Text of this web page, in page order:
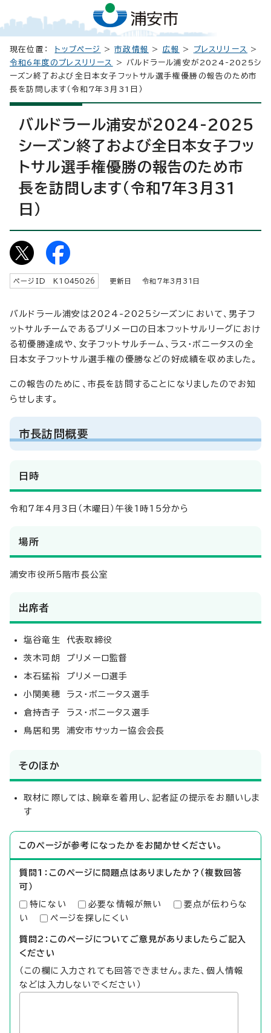
現在位置： トップページ >市政情報 > 広報 > プレスリリース
>
令和6年度のプレスリリース
> バルドラール浦安が2024-2025シ
ーズン終了および全日本女子フットサル選手権優勝の報告のため市
長を訪問します（令和7年3月31日）
バルドラール浦安が2024-2025
シーズン終了および全日本女子フッ
トサル選手権優勝の報告のため市
長を訪問します（令和7年3月31
日）
ページID K 1045026 更新日 令和7年3月 31 日
バルドラール浦安は2024-2025シーズンにおいて、男子フ
ットサルチームであるプリメーロの日本フットサルリーグにおけ
る初優勝達成や、女子フットサルチーム、ラス・ボニータスの全
日本女子フットサル選手権の優勝などの好成績を収めました。
この報告のために、市長を訪問することになりましたのでお知
らせします。
市長訪問概要
日時
令和7年4月3日（木曜日）午後1時15分から
場所
浦安市役所5階市長公室
出席者
塩谷竜生 代表取締役
茨木司朗 プリメーロ監督
本石猛裕 プリメーロ選手
小関美穂 ラス・ボニータス選手
倉持杏子 ラス・ボニータス選手
鳥居和男 浦安市サッカー協会会長
そのほか
取材に際しては、腕章を着用し、記者証の提示をお願いしま
す
このページが参考になったかをお聞かせください。
質問1：このページに問題点はありましたか？（複数回答
可）
特にない 必要な情報が無い
要点が伝わらな
い
ページを探しにくい
質問2：このページについてご意見がありましたらご記入
ください
（この欄に入力されても回答できません。また、個人情報
などは入力しないでください）